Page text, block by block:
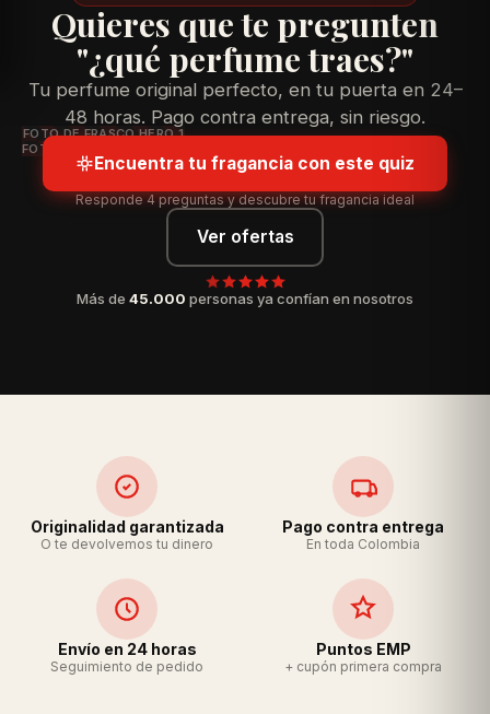
FOTO DE FRASCO HERO 1
FOTO DE FRASCO HERO 2
Quieres que te pregunten
"¿qué perfume traes?"
Tu perfume original perfecto, en tu puerta en 24–
48 horas. Pago contra entrega, sin riesgo.
Encuentra tu fragancia con este quiz
Responde 4 preguntas y descubre tu fragancia ideal
Ver ofertas
Más de 45.000 personas ya confían en nosotros
Originalidad garantizada
O te devolvemos tu dinero
Pago contra entrega
En toda Colombia
Envío en 24 horas
Seguimiento de pedido
Puntos EMP
+ cupón primera compra